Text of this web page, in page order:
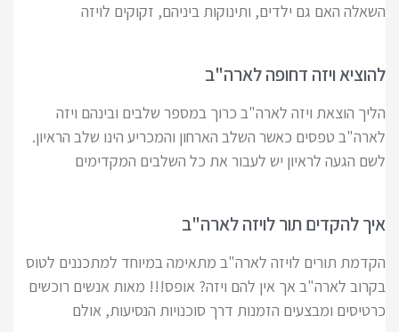
השאלה האם גם ילדים, ותינוקות ביניהם, זקוקים לויזה
להוציא ויזה דחופה לארה"ב
הליך הוצאת ויזה לארה"ב כרוך במספר שלבים ובינהם ויזה
לארה"ב טפסים כאשר השלב הארחון והמכריע הינו שלב הראיון.
לשם הגעה לראיון יש לעבור את כל השלבים המקדימים
איך להקדים תור לויזה לארה"ב
הקדמת תורים לויזה לארה"ב מתאימה במיוחד למתכננים לטוס
בקרוב לארה"ב אך אין להם ויזה? אופס!!! מאות אנשים רוכשים
כרטיסים ומבצעים הזמנות דרך סוכנויות הנסיעות, אולם